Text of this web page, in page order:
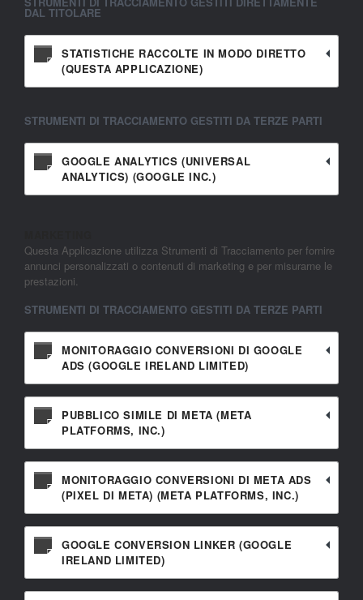
DAL TITOLARE
STATISTICHE RACCOLTE IN MODO DIRETTO
(QUESTA APPLICAZIONE)
STRUMENTI DI TRACCIAMENTO GESTITI DA TERZE PARTI
GOOGLE ANALYTICS (UNIVERSAL
ANALYTICS) (GOOGLE INC.)
Questa Applicazione utilizza Strumenti di Tracciamento per fornire
annunci personalizzati o contenuti di marketing e per misurarne le
prestazioni.
STRUMENTI DI TRACCIAMENTO GESTITI DA TERZE PARTI
MONITORAGGIO CONVERSIONI DI GOOGLE
ADS (GOOGLE IRELAND LIMITED)
PUBBLICO SIMILE DI META (META
PLATFORMS, INC.)
MONITORAGGIO CONVERSIONI DI META ADS
(PIXEL DI META) (META PLATFORMS, INC.)
GOOGLE CONVERSION LINKER (GOOGLE
IRELAND LIMITED)